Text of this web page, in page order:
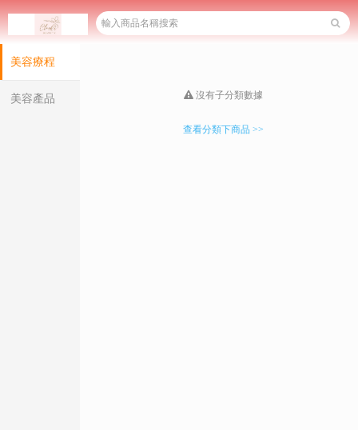
美容療程
美容產品 沒有子分類數據
查看分類下商品 >>